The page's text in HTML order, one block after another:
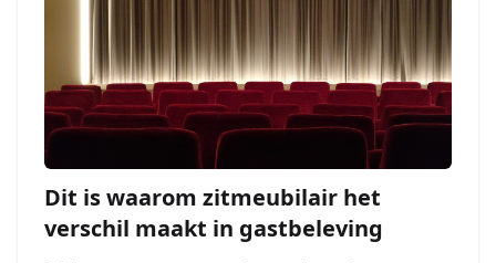
Dit is waarom zitmeubilair het
verschil maakt in gastbeleving